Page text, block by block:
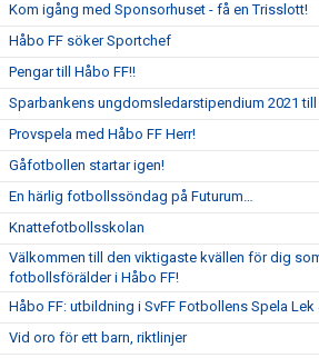
Kom igång med Sponsorhuset - få en Trisslott!
Håbo FF söker Sportchef
Pengar till Håbo FF!!
Sparbankens ungdomsledarstipendium 2021 till
Provspela med Håbo FF Herr!
Gåfotbollen startar igen!
En härlig fotbollssöndag på Futurum…
Knattefotbollsskolan
Välkommen till den viktigaste kvällen för dig
fotbollsförälder i Håbo FF!
Håbo FF: utbildning i SvFF Fotbollens Spela Lek
Vid oro för ett barn, riktlinjer